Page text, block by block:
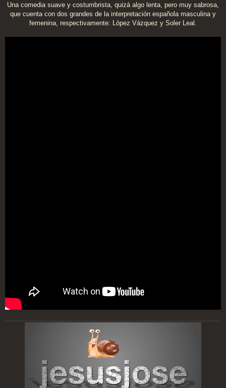
Una comedia suave y costumbrista, quizá algo lenta, pero muy sabrosa,
que cuenta con dos grandes de la interpretación española masculina y
femenina, respectivamente: López Vázquez y Soler Leal.